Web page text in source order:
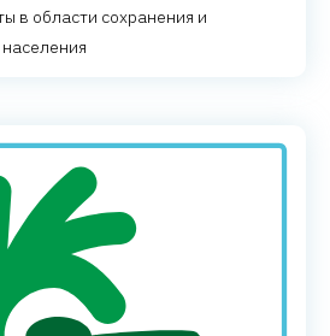
в области сохранения и